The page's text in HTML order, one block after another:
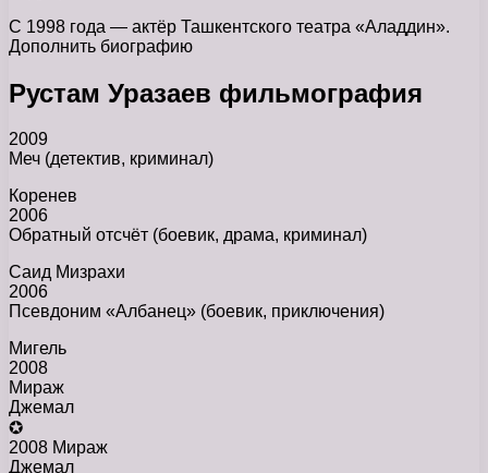
С 1998 года — актёр Ташкентского театра «Аладдин».
Дополнить биографию
Рустам Уразаев фильмография
2009
Меч (детектив, криминал)
Коренев
2006
Обратный отсчёт (боевик, драма, криминал)
Саид Мизрахи
2006
Псевдоним «Албанец» (боевик, приключения)
Мигель
2008
Мираж
Джемал
✪
2008 Мираж
Джемал